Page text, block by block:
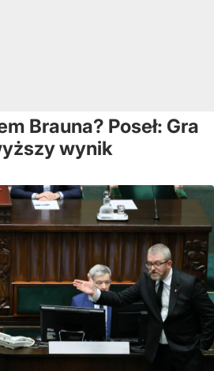
Brauna? Poseł: Gra
wynik